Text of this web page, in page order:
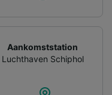
Aankomststation
Luchthaven Schiphol